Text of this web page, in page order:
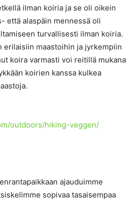
ilman koiria ja se oli oikein
että alaspäin mennessä oli
turvallisesti ilman koiria.
erilaisiin maastoihin ja jyrkempiin
koira varmasti voi reitillä mukana
koirien kanssa kulkea
outdoors/hiking-veggen/
ajauduimme
sopivaa tasaisempaa